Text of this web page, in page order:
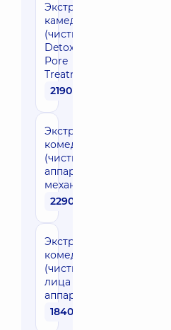
Экстракция
камедонов
(чистка)
Detoxifying
Pore
Treatment
2190 грн
Экстракция
комедонов
(чистка лица
аппаратная и
механическая)
2290 грн
Экстракция
комедонов
(чистка
лица
аппаратная)
1840 грн